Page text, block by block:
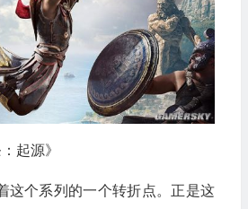
起源》
这个系列的一个转折点。正是这